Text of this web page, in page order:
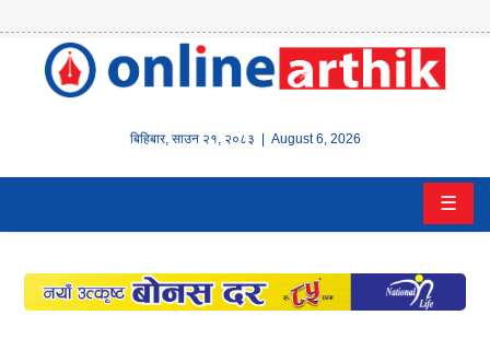
बिहिबार, साउन २१, २०८३ | August 6, 2026
होम
वित्त
इन्स्योरेन्स
☰